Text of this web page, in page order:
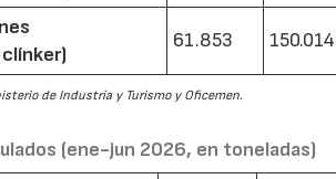
61.853 150.014
de Industria y Turismo y Oficemen.
(ene-jun 2026, en toneladas)